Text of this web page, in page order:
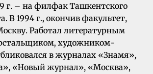
г. – на филфак Ташкентского
В 1994 г., окончив факультет,
Работал литературным
художником-
в журналах «Знамя»,
«Новый журнал», «Москва»,